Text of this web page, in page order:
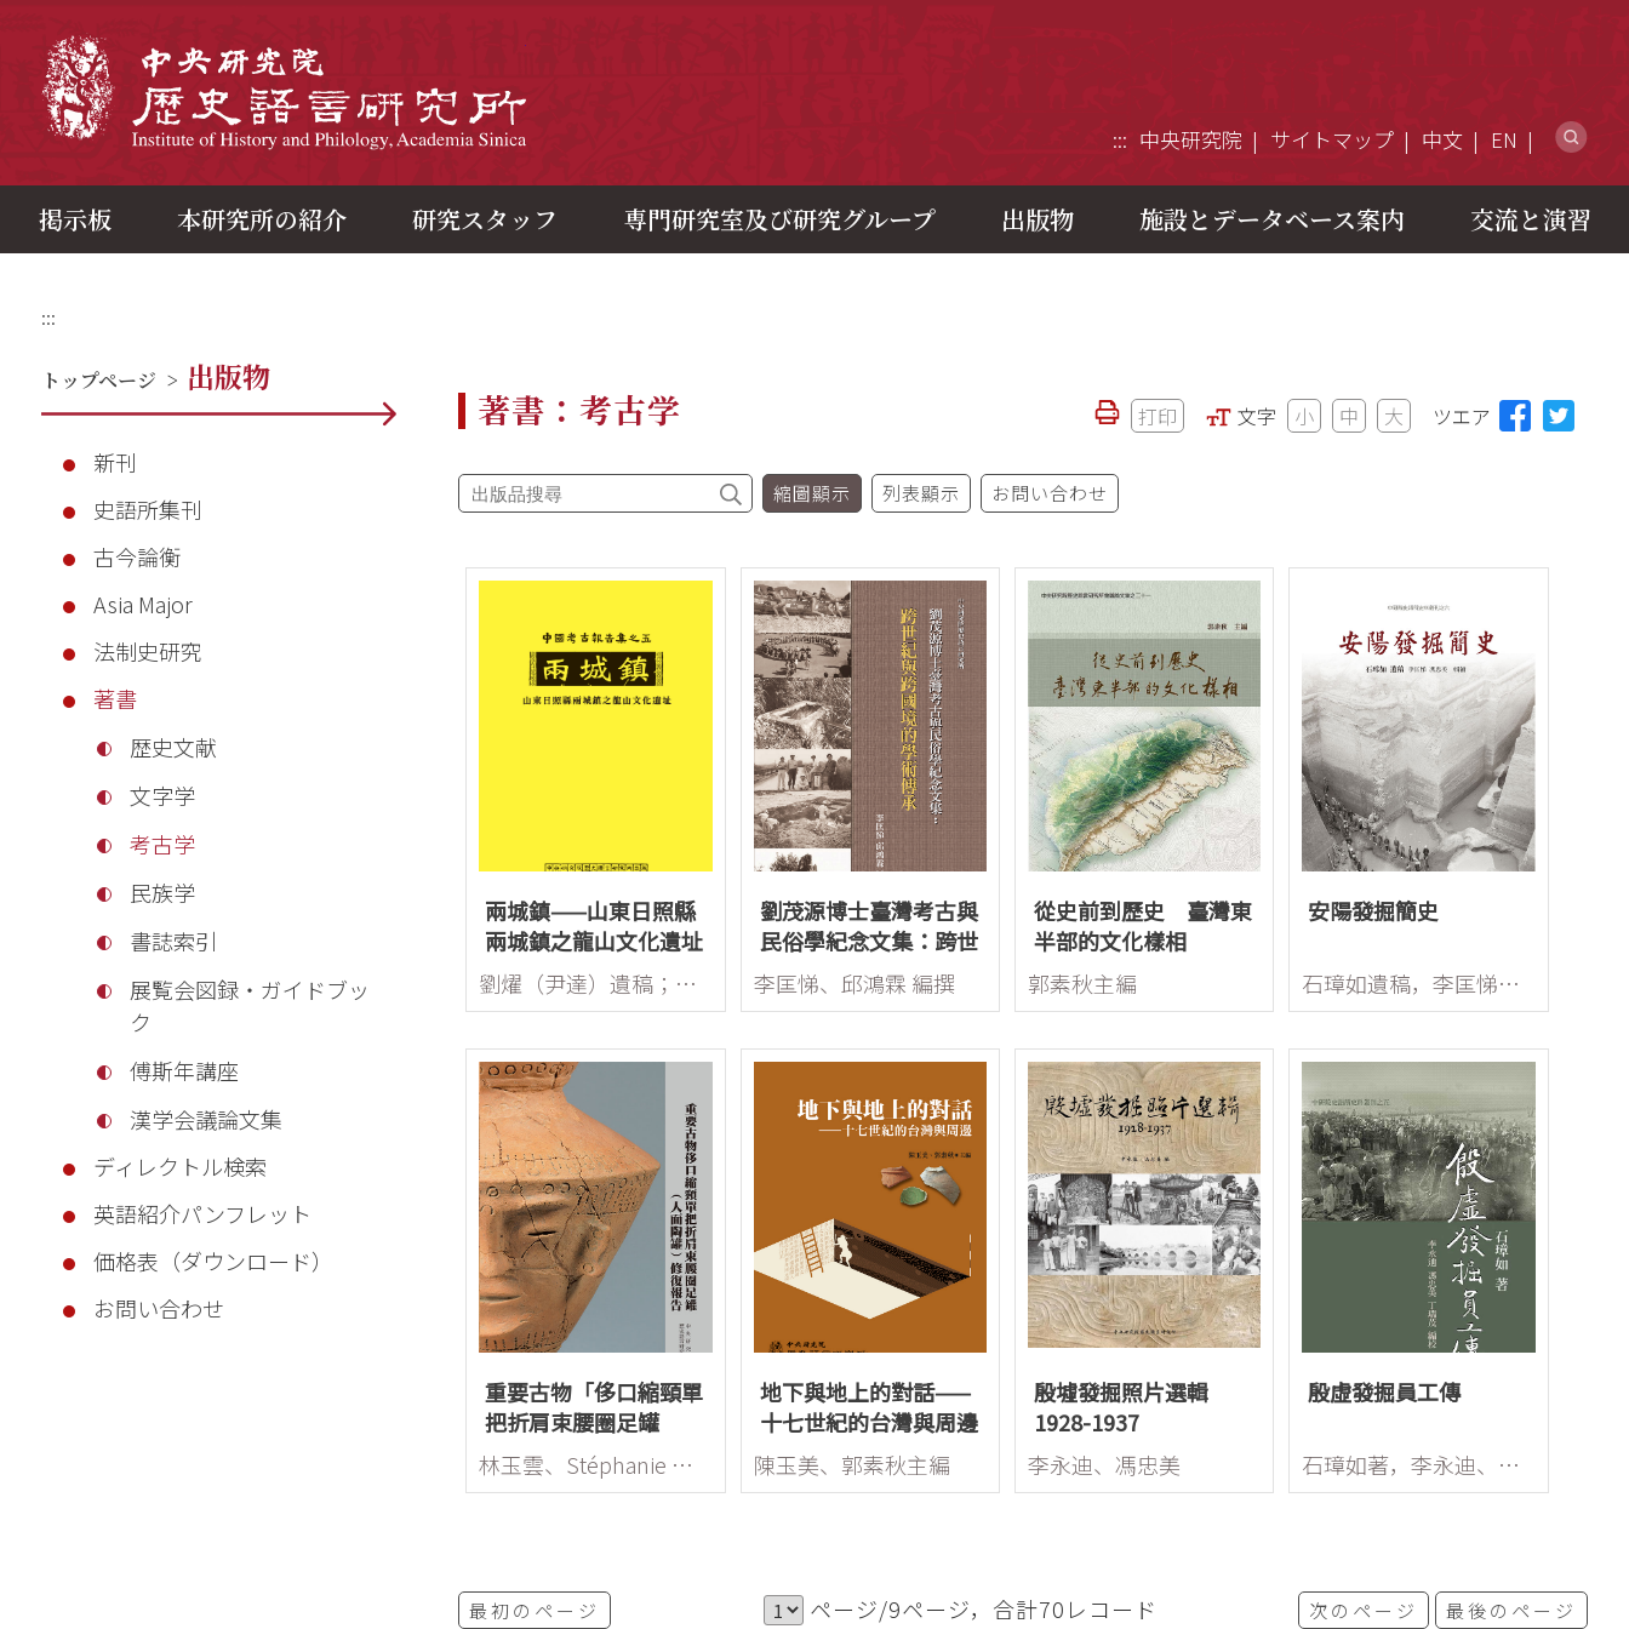
::: 中央研究院 サイトマップ 中文 EN
掲示板 本研究所の紹介 研究スタッフ 専門研究室及び研究グループ 出版物 施設とデータベース案内 交流と演習
:::
トップページ > 出版物
新刊
史語所集刊
古今論衡
Asia Major
法制史研究
著書
歴史文献
文字学
考古学
民族学
書誌索引
展覧会図録・ガイドブッ
ク
傅斯年講座
漢学会議論文集
ディレクトル検索
英語紹介パンフレット
価格表（ダウンロード）
お問い合わせ
著書：考古学 打印 文字 小 中 大 ツエア
縮圖顯示 列表顯示 お問い合わせ
兩城鎮——山東日照縣
兩城鎮之龍山文化遺址
劉燿（尹達）遺稿；李匡悌、欒豐實暨安陽工作室整理
劉茂源博士臺灣考古與
民俗學紀念文集：跨世
紀與跨國境的學術傳承
李匡悌、邱鴻霖 編撰
從史前到歷史 臺灣東
半部的文化樣相
郭素秋主編
安陽發掘簡史
石璋如遺稿，李匡悌、馮忠美輯補
重要古物「侈口縮頸單
把折肩束腰圈足罐
（人面陶罐）」修復報
告
林玉雲、Stéphanie Nisole
地下與地上的對話——
十七世紀的台灣與周邊
陳玉美、郭素秋主編
殷墟發掘照片選輯
1928-1937
李永迪、馮忠美
殷虛發掘員工傳
石璋如著，李永迪、馮忠美、丁瑞茂編校
ページ/9ページ，合計70レコード
最初のページ 次のページ 最後のページ